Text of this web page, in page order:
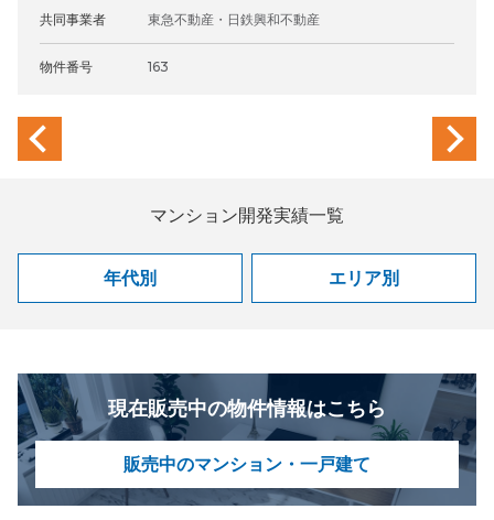
共同事業者 東急不動産・日鉄興和不動産
物件番号 163
マンション開発実績一覧
年代別 エリア別
現在販売中の物件情報はこちら
販売中のマンション・一戸建て